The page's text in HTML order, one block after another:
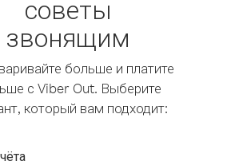
советы
звонящим
больше и платите
с Viber Out. Выберите
который вам подходит: